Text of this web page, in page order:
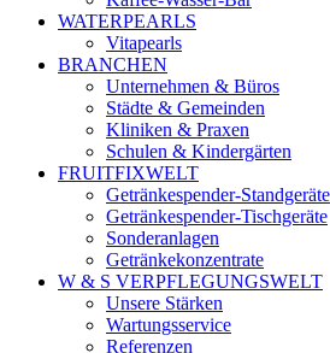
WATERPEARLS
Vitapearls
BRANCHEN
Unternehmen & Büros
Städte & Gemeinden
Kliniken & Praxen
Schulen & Kindergärten
FRUITFIXWELT
Getränkespender-Standgeräte
Getränkespender-Tischgeräte
Sonderanlagen
Getränkekonzentrate
W & S VERPFLEGUNGSWELT
Unsere Stärken
Wartungsservice
Referenzen